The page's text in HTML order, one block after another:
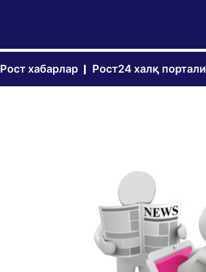
Рост хабарлар Рост24 халқ портали